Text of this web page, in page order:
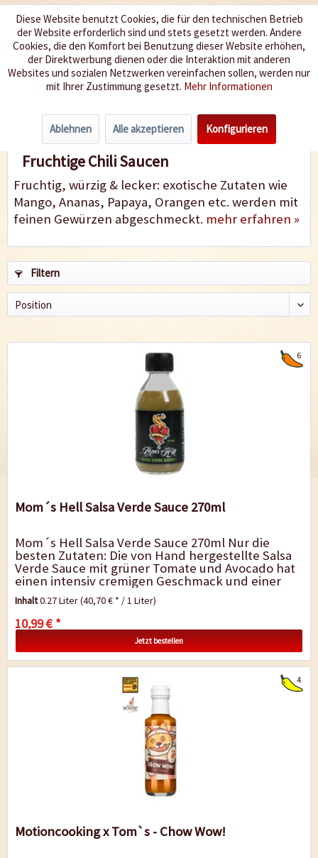
Wir würzen Ihr Leben
Menü
fruchtig
Fruchtige Chili Saucen
Fruchtig, würzig & lecker: exotische Zutaten wie
Mango, Ananas, Papaya, Orangen etc. werden mit
feinen Gewürzen abgeschmeckt. mehr erfahren »
Filtern
6
Mom´s Hell Salsa Verde Sauce 270ml
Mom´s Hell Salsa Verde Sauce 270ml Nur die
besten Zutaten: Die von Hand hergestellte Salsa
Verde Sauce mit grüner Tomate und Avocado hat
einen intensiv cremigen Geschmack und einer
nicht dominierenden Schärfe, die...
Inhalt0.27 Liter(40,70 € * / 1 Liter)
10,99 € *
Jetzt bestellen
4
Motioncooking x Tom`s - Chow Wow!
Diese Website benutzt Cookies, die für den technischen Betrieb
der Website erforderlich sind und stets gesetzt werden. Andere
Cookies, die den Komfort bei Benutzung dieser Website erhöhen,
der Direktwerbung dienen oder die Interaktion mit anderen
Websites und sozialen Netzwerken vereinfachen sollen, werden nur
mit Ihrer Zustimmung gesetzt. Mehr Informationen
Ablehnen Alle akzeptieren Konfigurieren